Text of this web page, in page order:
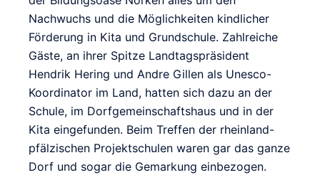
Nachwuchs und die Möglichkeiten kindlicher
Förderung in Kita und Grundschule. Zahlreiche
Gäste, an ihrer Spitze Landtagspräsident
Hendrik Hering und Andre Gillen als Unesco-
Koordinator im Land, hatten sich dazu an der
Schule, im Dorfgemeinschaftshaus und in der
Kita eingefunden. Beim Treffen der rheinland-
pfälzischen Projektschulen waren gar das ganze
Dorf und sogar die Gemarkung einbezogen.